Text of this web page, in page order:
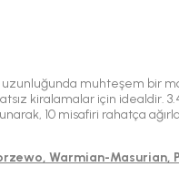
uzunluğunda muhteşem bir
kiralamalar için idealdir.
10 misafiri rahatça
için mükemmeldir.
Warmian-Masurian,